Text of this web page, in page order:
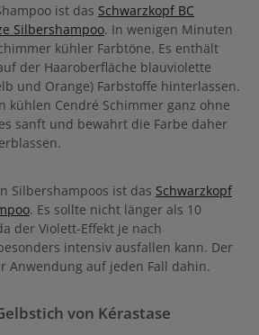
dass sie den Gelbstich neutralisiert
Durch den idealen pH-Wert von 4,5
und höchst effektive Farbergebnisse
Farbkorrektur nach Färbungen verwendet
Ergebnisse bei der Anti-Gelbstich-
das Shampoo ab einer Farbtiefe von 9
Auf Tonhöhen 4-5 mit rot-orangem
Orange Shampoo empfohlen. Das Anti-
weich verlaufende Farbübergänge bei
gewaschen werden. Es veredelt das Haar
Definition. Für kühle Haarreflexionen.
lassen. Danach gut ausspülen. Je nach
der Haare variiert das Ergebnis. Auf nicht
das Shampoo auch länger einwirken
ist das Schwarzkopf BC
Silbershampoo. In wenigen Minuten
kühler Farbtöne. Es enthält
der Haaroberfläche blauviolette
und Orange) Farbstoffe hinterlassen.
kühlen Cendré Schimmer ganz ohne
sanft und bewahrt die Farbe daher
Silbershampoos ist das Schwarzkopf
. Es sollte nicht länger als 10
der Violett-Effekt je nach
intensiv ausfallen kann. Der
Anwendung auf jeden Fall dahin.
von Kérastase